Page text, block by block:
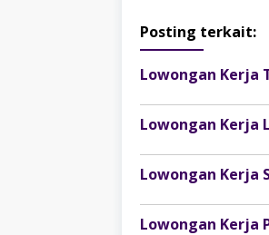
Posting terkait:
Lowongan Kerja
Lowongan Kerja
Lowongan Kerja